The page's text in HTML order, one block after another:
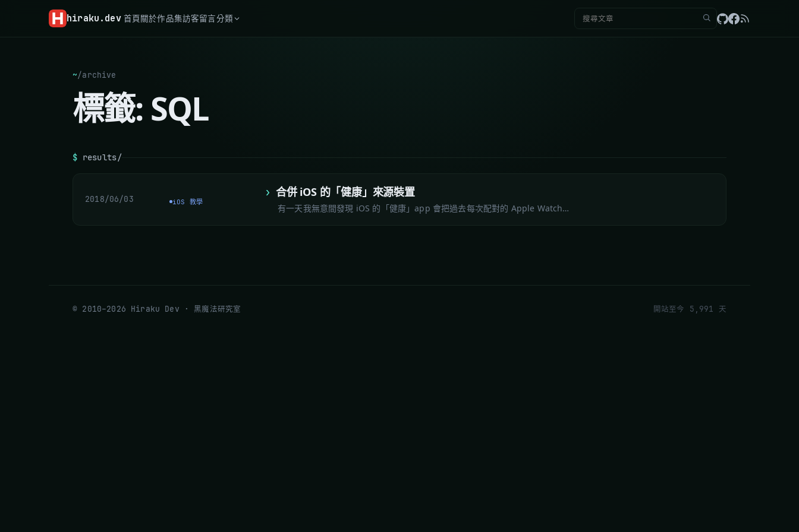
hiraku .dev 首頁關於作品集訪客留言分類 搜尋：
~/archive
標籤: SQL
$ results/
2018/06/03 iOS 教學
合併 iOS 的「健康」來源裝置
有一天我無意間發現 iOS 的「健康」app 會把過去每次配對的 Apple Watch…
© 2010–2026 Hiraku Dev · 黑魔法研究室 開站至今 5,991 天